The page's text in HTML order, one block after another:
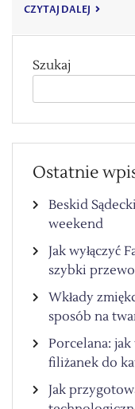
CZYTAJ DALEJ
Szukaj
Ostatnie
Beskid
weekend
Jak wyłączyć
szybki
Wkłady
sposób na
Porcelana:
filiżanek do
Jak